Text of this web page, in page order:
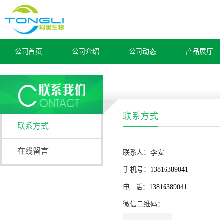
公司首页 公司介绍 公司动态 产品展厅
联系方式
在线留言
联系方式
联系人： 李安
手机号： 13816389041
电 话： 13816389041
微信二维码：